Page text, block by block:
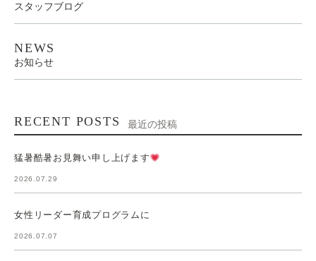
スタッフブログ
NEWS
お知らせ
RECENT POSTS 最近の投稿
猛暑酷暑お見舞い申し上げます
2026.07.29
女性リーダー育成プログラムに
2026.07.07